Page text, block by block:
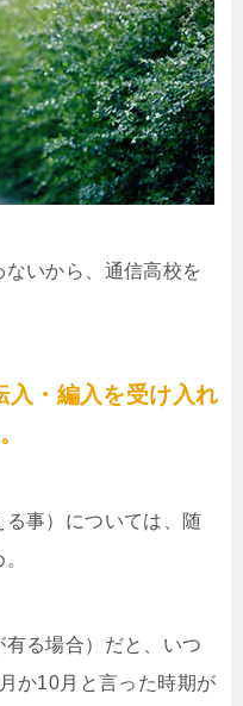
いから、通信高校を
入・編入を受け入れ
事）については、随
る場合）だと、いつ
か10月と言った時期が